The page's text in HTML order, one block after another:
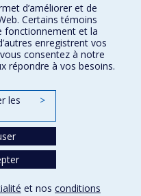
d’améliorer et de
Certains témoins
fonctionnement et la
enregistrent vos
consentez à notre
répondre à vos besoins.
les
>
et nos conditions